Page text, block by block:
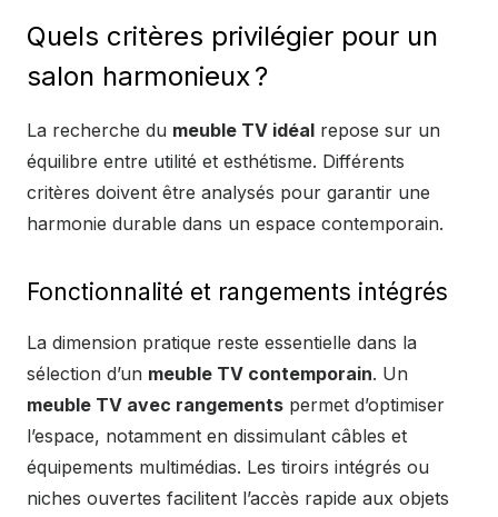
Quels critères privilégier pour un
salon harmonieux ?
La recherche du meuble TV idéal repose sur un
équilibre entre utilité et esthétisme. Différents
critères doivent être analysés pour garantir une
harmonie durable dans un espace contemporain.
Fonctionnalité et rangements intégrés
La dimension pratique reste essentielle dans la
sélection d’un meuble TV contemporain. Un
meuble TV avec rangements permet d’optimiser
l’espace, notamment en dissimulant câbles et
équipements multimédias. Les tiroirs intégrés ou
niches ouvertes facilitent l’accès rapide aux objets